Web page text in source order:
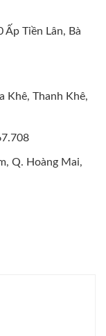
Ấp Tiền Lân, Bà
Khê, Thanh Khê,
Q. Hoàng Mai,